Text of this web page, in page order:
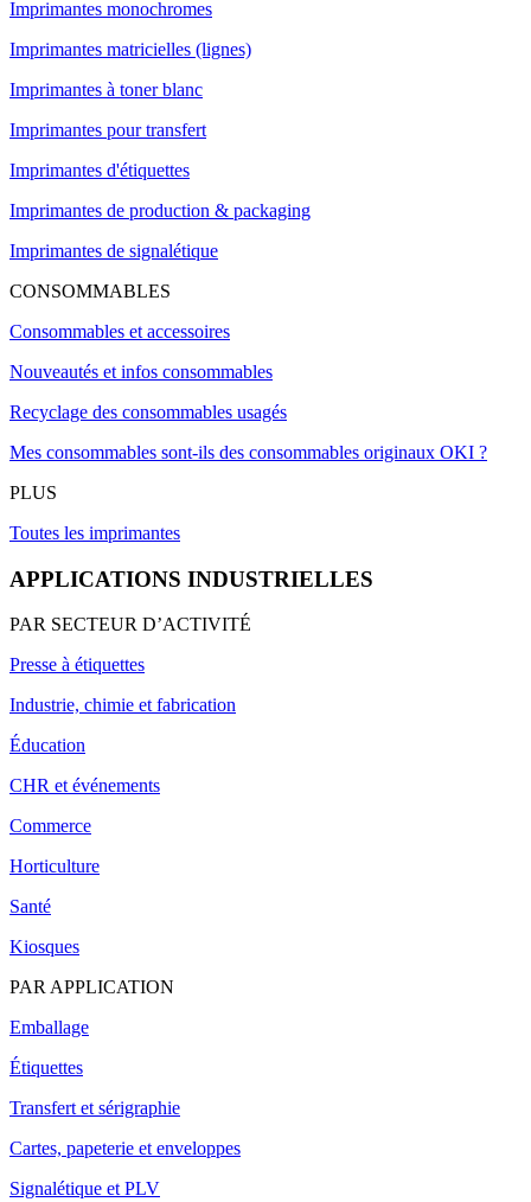
Imprimantes monochromes
Imprimantes matricielles (lignes)
Imprimantes à toner blanc
Imprimantes pour transfert
Imprimantes d'étiquettes
Imprimantes de production & packaging
Imprimantes de signalétique
CONSOMMABLES
Consommables et accessoires
Nouveautés et infos consommables
Recyclage des consommables usagés
Mes consommables sont-ils des consommables originaux OKI ?
PLUS
Toutes les imprimantes
APPLICATIONS INDUSTRIELLES
PAR SECTEUR D’ACTIVITÉ
Presse à étiquettes
Industrie, chimie et fabrication
Éducation
CHR et événements
Commerce
Horticulture
Santé
Kiosques
PAR APPLICATION
Emballage
Étiquettes
Transfert et sérigraphie
Cartes, papeterie et enveloppes
Signalétique et PLV